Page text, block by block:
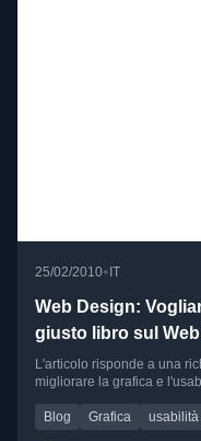
25/02/2010• IT
Web Design:
giusto libro sul
L'articolo risponde a una
migliorare la grafica e
Blog Grafica usabilità